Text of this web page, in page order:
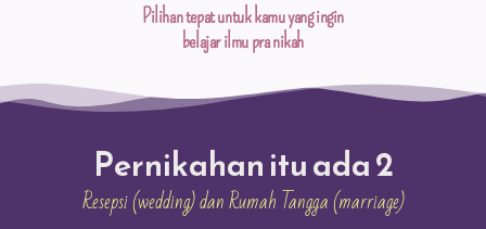
Pilihan tepat untuk kamu yang ingin​
belajar ilmu pra nikah
Pernikahan itu ada 2
Resepsi (wedding) dan Rumah Tangga (marriage)